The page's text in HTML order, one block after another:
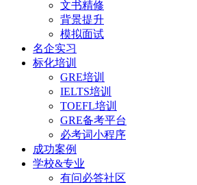
文书精修
背景提升
模拟面试
名企实习
标化培训
GRE培训
IELTS培训
TOEFL培训
GRE备考平台
必考词小程序
成功案例
学校&专业
有问必答社区